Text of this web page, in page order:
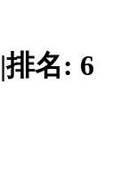
|排名: 6